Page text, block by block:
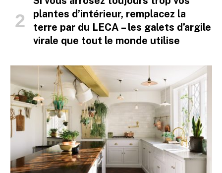
plantes d’intérieur, remplacez la
terre par du LECA – les galets d’argile
virale que tout le monde utilise